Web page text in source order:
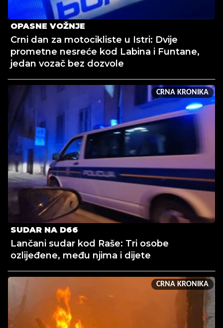
OPASNE VOŽNJE
Crni dan za motocikliste u Istri: Dvije
prometne nesreće kod Labina i Funtane,
jedan vozač bez dozvole
CRNA KRONIKA
SUDAR NA D66
Lančani sudar kod Raše: Tri osobe
ozlijeđene, među njima i dijete
CRNA KRONIKA